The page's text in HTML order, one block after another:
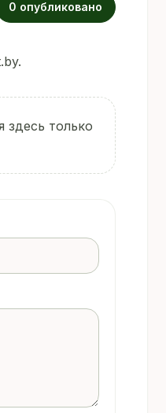
0 опубликовано
здесь только